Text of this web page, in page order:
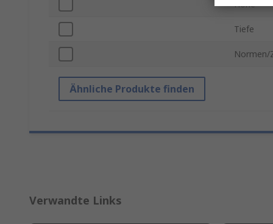
Höhe
Tiefe
Normen/
Ähnliche Produkte finden
Verwandte Links